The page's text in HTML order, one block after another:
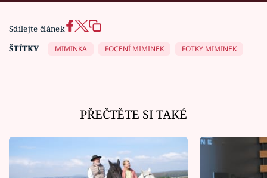
Sdílejte článek
ŠTÍTKY
MIMINKA FOCENÍ MIMINEK FOTKY MIMINEK
PŘEČTĚTE SI TAKÉ